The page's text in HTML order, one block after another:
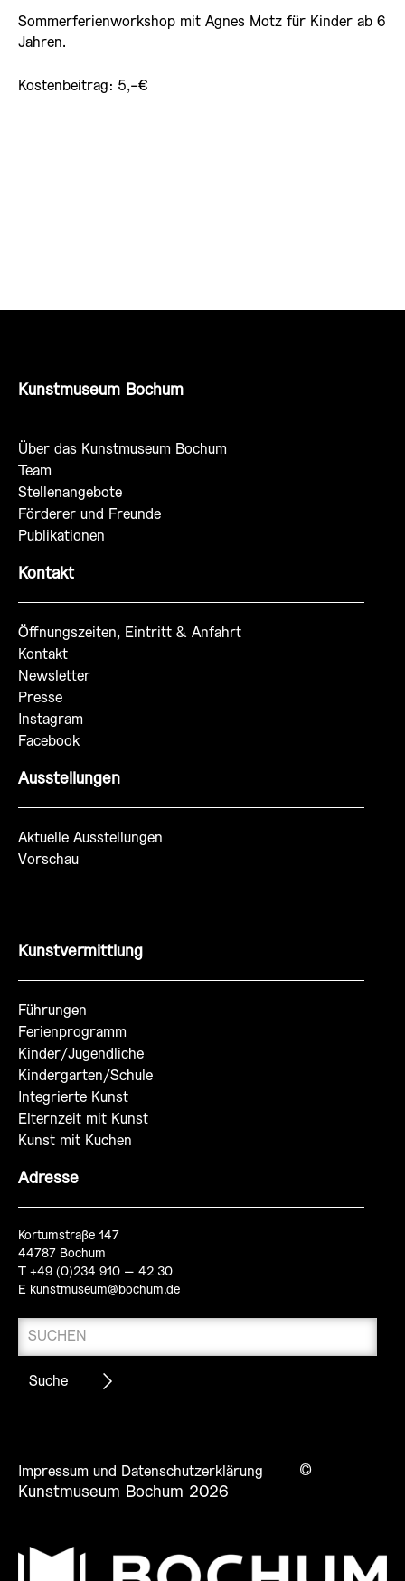
Sommerferienworkshop mit Agnes Motz für Kinder ab 6
Jahren.
Kostenbeitrag: 5,-€
Kunstmuseum Bochum
Über das Kunstmuseum Bochum
Team
Stellenangebote
Förderer und Freunde
Publikationen
Kontakt
Öffnungszeiten, Eintritt & Anfahrt
Kontakt
Newsletter
Presse
Instagram
Facebook
Ausstellungen
Aktuelle Ausstellungen
Vorschau
Kunstvermittlung
Führungen
Ferienprogramm
Kinder/Jugendliche
Kindergarten/Schule
Integrierte Kunst
Elternzeit mit Kunst
Kunst mit Kuchen
Adresse
Kortumstraße 147
44787 Bochum
T +49 (0)234 910 – 42 30
E kunstmuseum@bochum.de
Impressum und Datenschutzerklärung
©
Kunstmuseum Bochum 2026